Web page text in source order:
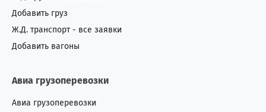
Добавить груз
Ж.Д. транспорт - все заявки
Добавить вагоны
Авиа грузоперевозки
Авиа грузоперевозки